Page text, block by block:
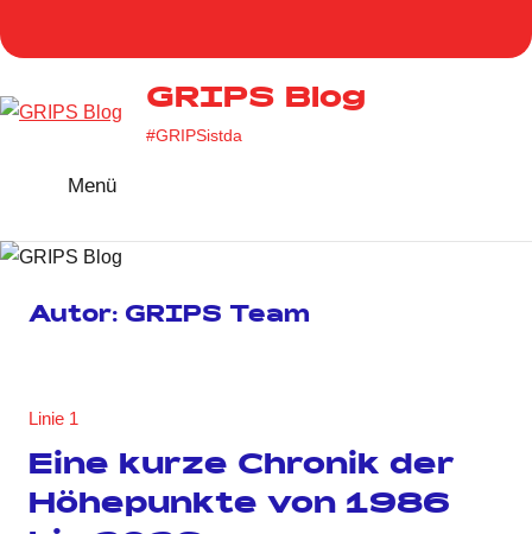
Inhalt
GRIPS
GRIPS Blog
#GRIPSistda
Menü
Autor: GRIPS Team
Linie 1
Eine kurze Chronik der
Höhepunkte von 1986